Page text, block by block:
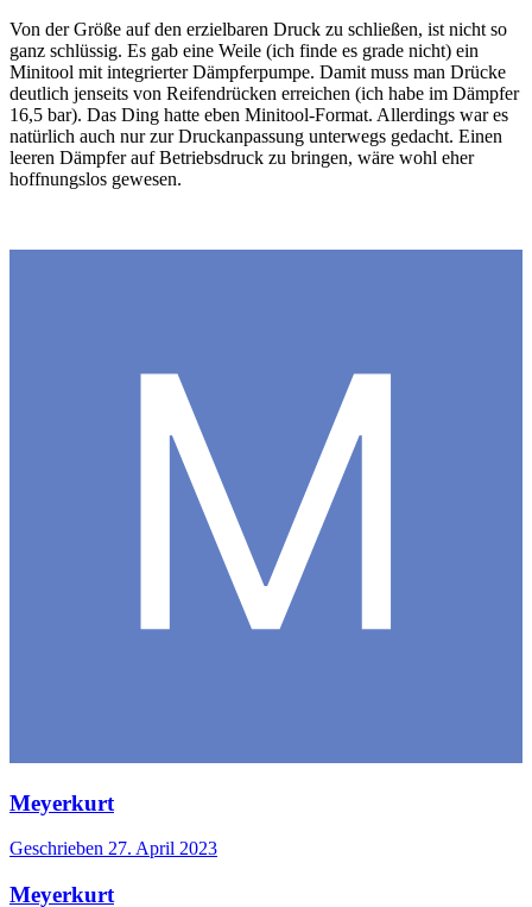
Von der Größe auf den erzielbaren Druck zu schließen, ist nicht so
ganz schlüssig. Es gab eine Weile (ich finde es grade nicht) ein
Minitool mit integrierter Dämpferpumpe. Damit muss man Drücke
deutlich jenseits von Reifendrücken erreichen (ich habe im Dämpfer
16,5 bar). Das Ding hatte eben Minitool-Format. Allerdings war es
natürlich auch nur zur Druckanpassung unterwegs gedacht. Einen
leeren Dämpfer auf Betriebsdruck zu bringen, wäre wohl eher
hoffnungslos gewesen.
Meyerkurt
Geschrieben 27. April 2023
Meyerkurt